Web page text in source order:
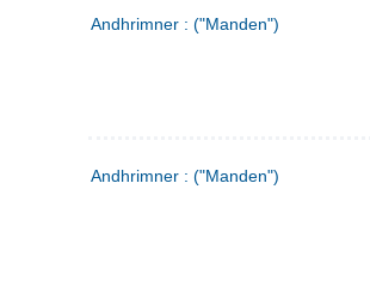
Andhrimner : ("Manden")
Andhrimner : ("Manden")